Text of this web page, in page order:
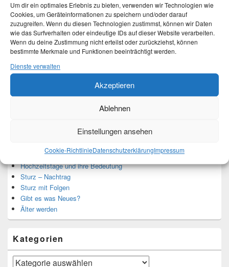
Um dir ein optimales Erlebnis zu bieten, verwenden wir Technologien wie
Cookies, um Geräteinformationen zu speichern und/oder darauf
zuzugreifen. Wenn du diesen Technologien zustimmst, können wir Daten
wie das Surfverhalten oder eindeutige IDs auf dieser Website verarbeiten.
Wenn du deine Zustimmung nicht erteilst oder zurückziehst, können
bestimmte Merkmale und Funktionen beeinträchtigt werden.
Dienste verwalten
Akzeptieren
Ablehnen
Einstellungen ansehen
Cookie-RichtlinieDatenschutzerklärungImpressum
Ich bin Martina und Autorin dieses Blogs.
Mehr Infos unter About me.
Hochzeitstage und ihre Bedeutung
Sturz – Nachtrag
Sturz mit Folgen
Gibt es was Neues?
Älter werden
Kategorien
Kategorien